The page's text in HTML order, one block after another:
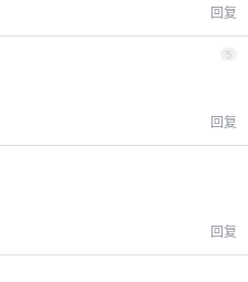
回复
5
回复
回复